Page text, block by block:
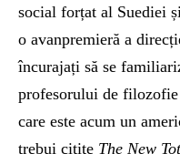
social forțat al Suediei
o avanpremieră a
încurajați să se
profesorului de
care este acum un
trebui citite The New